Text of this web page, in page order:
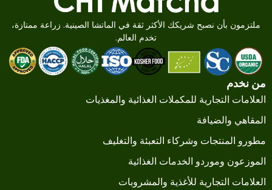
ملتزمون بأن نصبح شريكك الأكثر ثقة في الماتشا الصينية. زراعة ممتازة،
تخدم العالم.
من نخدم
العلامات التجارية للمكملات الغذائية والمغذيات
المقاهي والضيافة
مطورو المنتجات وشركاء التعبئة والتغليف
الموزعون وموردو الخدمات الغذائية
العلامات التجارية للأغذية والمشروبات